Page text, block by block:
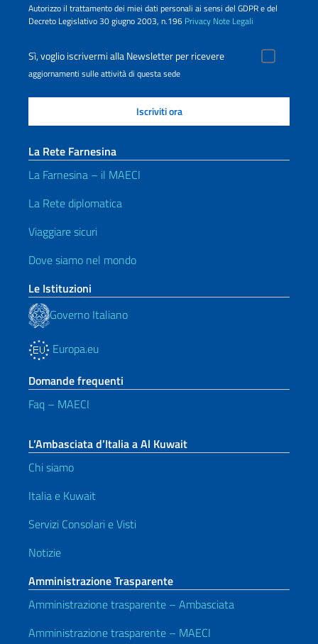
Autorizzo il trattamento dei miei dati personali ai sensi del GDPR e del
Decreto Legislativo 30 giugno 2003, n.196 Privacy Note Legali
Sì, voglio iscrivermi alla Newsletter per ricevere
aggiornamenti sulle attività di questa sede
La Rete Farnesina
La Farnesina – il MAECI
La Rete diplomatica
Viaggiare sicuri
Dove siamo nel mondo
Le Istituzioni
Governo Italiano
Europa.eu
Domande frequenti
Faq – MAECI
L’Ambasciata d’Italia a Al Kuwait
Chi siamo
Italia e Kuwait
Servizi Consolari e Visti
Notizie
Amministrazione Trasparente
Amministrazione trasparente – Ambasciata
Amministrazione trasparente – MAECI